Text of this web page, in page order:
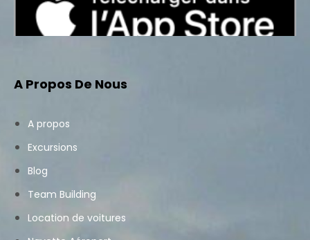
A Propos De Nous
A propos
Excursions
Blog
Team Building
Location de voitures